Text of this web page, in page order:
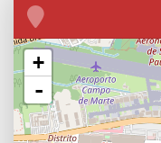
+
-